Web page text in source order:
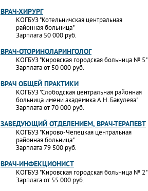
ВРАЧ-ХИРУРГ
КОГБУЗ "Котельничская центральная
районная больница"
Зарплата 50 000 руб.
ВРАЧ-ОТОРИНОЛАРИНГОЛОГ
КОГБУЗ "Кировская городская больница № 5"
Зарплата от 50 000 руб.
ВРАЧ ОБЩЕЙ ПРАКТИКИ
КОГБУЗ "Слободская центральная районная
больница имени академика А.Н. Бакулева"
Зарплата от 70 000 руб.
ЗАВЕДУЮЩИЙ ОТДЕЛЕНИЕМ, ВРАЧ-ТЕРАПЕВТ
КОГБУЗ "Кирово-Чепецкая центральная
районная больница"
Зарплата 79 500 руб.
ВРАЧ-ИНФЕКЦИОНИСТ
КОГБУЗ "Кировская городская больница № 2"
Зарплата от 55 000 руб.